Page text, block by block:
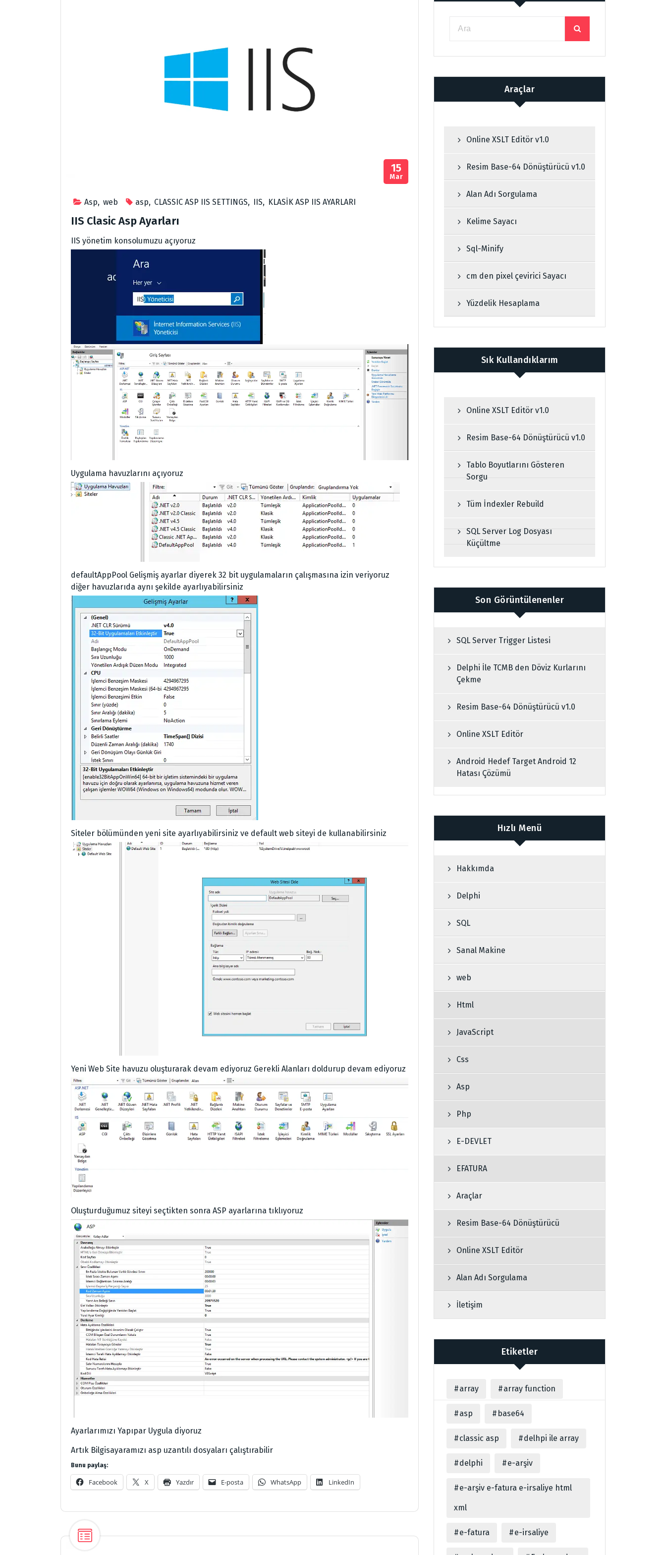
Asp, web asp, CLASSIC ASP IIS SETTINGS, IIS, KLASİK ASP IIS AYARLARI
15
Mar
IIS Clasic Asp Ayarları
IIS yönetim konsolumuzu açıyoruz
Uygulama havuzlarını açıyoruz
defaultAppPool Gelişmiş ayarlar diyerek 32 bit uygulamaların çalışmasına izin veriyoruz
diğer havuzlarıda aynı şekilde ayarlıyabilirsiniz
Siteler bölümünden yeni site ayarlıyabilirsiniz ve default web siteyi de kullanabilirsiniz
Yeni Web Site havuzu oluşturarak devam ediyoruz Gerekli Alanları doldurup devam ediyoruz
Oluşturduğumuz siteyi seçtikten sonra ASP ayarlarına tıklıyoruz
Ayarlarımızı Yapıpar Uygula diyoruz
Artık Bilgisayaramızı asp uzantılı dosyaları çalıştırabilir
Bunu paylaş:
Facebook X Yazdır E-posta WhatsApp LinkedIn
Araçlar
Online XSLT Editör v1.0
Resim Base-64 Dönüştürücü v1.0
Alan Adı Sorgulama
Kelime Sayacı
Sql-Minify
cm den pixel çevirici Sayacı
Yüzdelik Hesaplama
Sık Kullandıklarım
Online XSLT Editör v1.0
Resim Base-64 Dönüştürücü v1.0
Tablo Boyutlarını Gösteren
Sorgu
Tüm İndexler Rebuild
SQL Server Log Dosyası
Küçültme
Son Görüntülenenler
SQL Server Trigger Listesi
Delphi İle TCMB den Döviz Kurlarını
Çekme
Resim Base-64 Dönüştürücü v1.0
Online XSLT Editör
Android Hedef Target Android 12
Hatası Çözümü
Hızlı Menü
Hakkımda
Delphi
SQL
Sanal Makine
web
Html
JavaScript
Css
Asp
Php
E-DEVLET
EFATURA
Araçlar
Resim Base-64 Dönüştürücü
Online XSLT Editör
Alan Adı Sorgulama
İletişim
Etiketler
array array function
asp base64
classic asp delhpi ile array
delphi e-arşiv
e-arşiv e-fatura e-irsaliye html
xml
e-fatura e-irsaliye